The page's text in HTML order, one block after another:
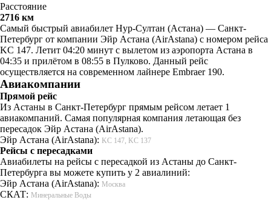
Расстояние
2716 км
Самый быстрый авиабилет Нур-Султан (Астана) — Санкт-
Петербург от компании Эйр Астана (AirAstana) с номером рейса
KC 147. Летит 04:20 минут с вылетом из аэропорта Астана в
04:35 и прилётом в 08:55 в Пулково. Данный рейс
осуществляется на современном лайнере Embraer 190.
Авиакомпании
Прямой рейс
Из Астаны в Санкт-Петербург прямым рейсом летает 1
авиакомпаний. Самая популярная компания летающая без
пересадок Эйр Астана (AirAstana).
Эйр Астана (AirAstana): KC 147, KC 137
Рейсы с пересадками
Авиабилеты на рейсы с пересадкой из Астаны до Санкт-
Петербурга вы можете купить у 2 авиалиний:
Эйр Астана (AirAstana): Москва
СКАТ: Минеральные Воды